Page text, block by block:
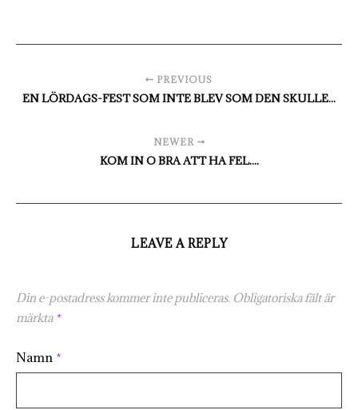
PREVIOUS
EN LÖRDAGS-FEST SOM INTE BLEV SOM DEN SKULLE...
NEWER
KOM IN O BRA ATT HA FEL....
LEAVE A REPLY
Din e-postadress kommer inte publiceras. Obligatoriska fält är
märkta *
Namn *